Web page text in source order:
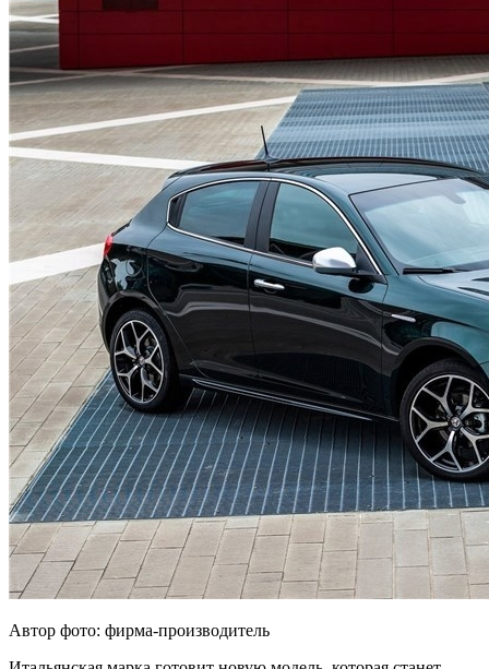
Автор фото: фирма-производитель